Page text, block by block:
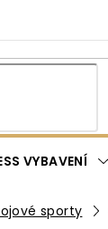
VYBAVENÍ
sporty